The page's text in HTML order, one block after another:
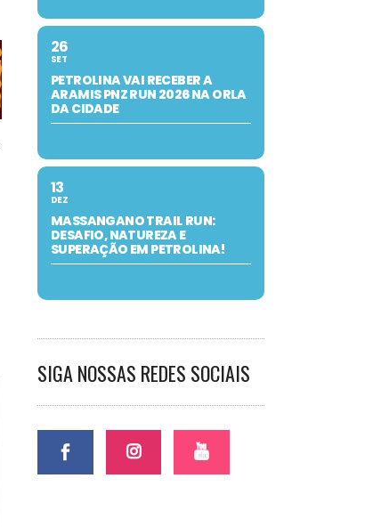
26
SET
PETROLINA VAI RECEBER A
ARAMIS PNZ RUN 2026 NA ORLA
DA CIDADE
13
DEZ
MASSANGANO TRAIL RUN:
DESAFIO, NATUREZA E
SUPERAÇÃO EM PETROLINA!
SIGA NOSSAS REDES SOCIAIS